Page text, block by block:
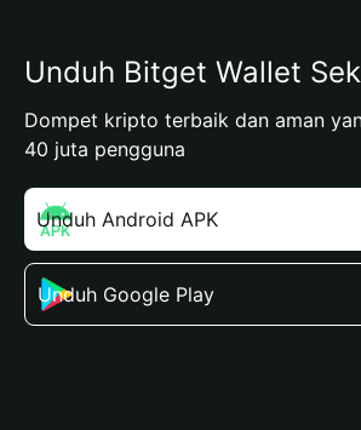
Unduh Bitget Wallet
Dompet kripto terbaik dan aman
40 juta pengguna
Unduh Android APK
Unduh Google Play